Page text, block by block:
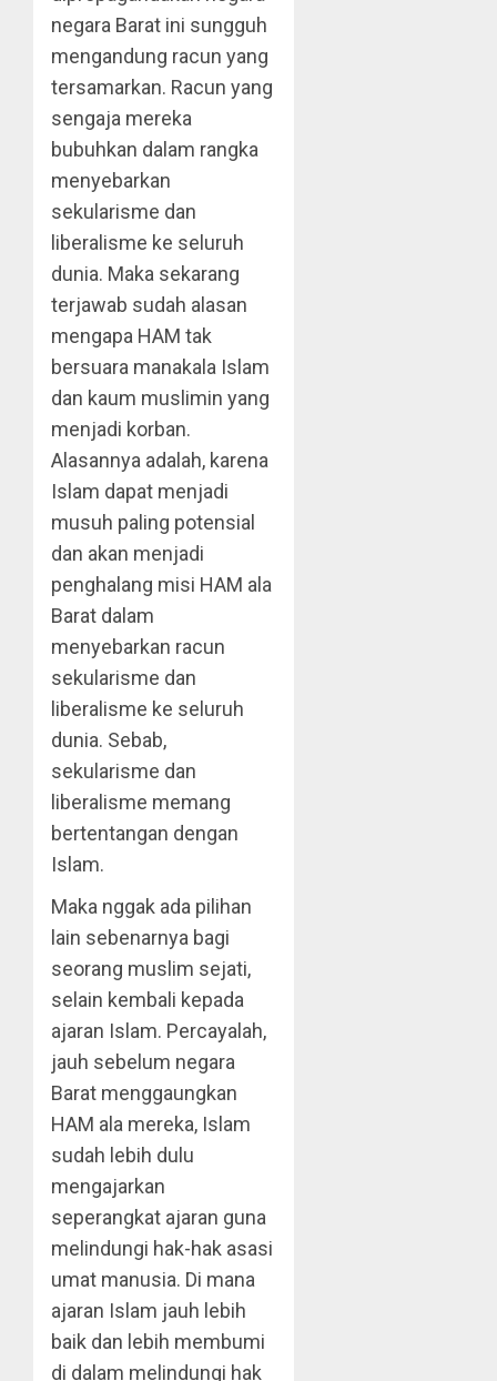
negara Barat ini sungguh
mengandung racun yang
tersamarkan. Racun yang
sengaja mereka
bubuhkan dalam rangka
menyebarkan
sekularisme dan
liberalisme ke seluruh
dunia. Maka sekarang
terjawab sudah alasan
mengapa HAM tak
bersuara manakala Islam
dan kaum muslimin yang
menjadi korban.
Alasannya adalah, karena
Islam dapat menjadi
musuh paling potensial
dan akan menjadi
penghalang misi HAM ala
Barat dalam
menyebarkan racun
sekularisme dan
liberalisme ke seluruh
dunia. Sebab,
sekularisme dan
liberalisme memang
bertentangan dengan
Islam.
Maka nggak ada pilihan
lain sebenarnya bagi
seorang muslim sejati,
selain kembali kepada
ajaran Islam. Percayalah,
jauh sebelum negara
Barat menggaungkan
HAM ala mereka, Islam
sudah lebih dulu
mengajarkan
seperangkat ajaran guna
melindungi hak-hak asasi
umat manusia. Di mana
ajaran Islam jauh lebih
baik dan lebih membumi
di dalam melindungi hak